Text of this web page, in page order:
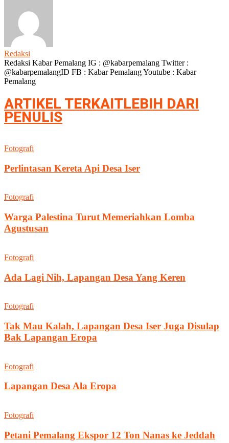
Redaksi
Redaksi Kabar Pemalang IG : @kabarpemalang Twitter :
@kabarpemalangID FB : Kabar Pemalang Youtube : Kabar
Pemalang
ARTIKEL TERKAITLEBIH DARI
PENULIS
Fotografi
Perlintasan Kereta Api Desa Iser
Fotografi
Warga Palestina Turut Memeriahkan Lomba
Agustusan
Fotografi
Ada Lagi Nih, Lapangan Desa Yang Keren
Fotografi
Tak Mau Kalah, Lapangan Desa Iser Juga Disulap
Bak Lapangan Eropa
Fotografi
Lapangan Desa Ala Eropa
Fotografi
Petani Pemalang Ekspor 12 Ton Nanas ke Jeddah